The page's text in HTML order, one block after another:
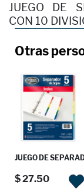
JUEGO DE
CON 10
Otras
JUEGO DE
$ 27.50